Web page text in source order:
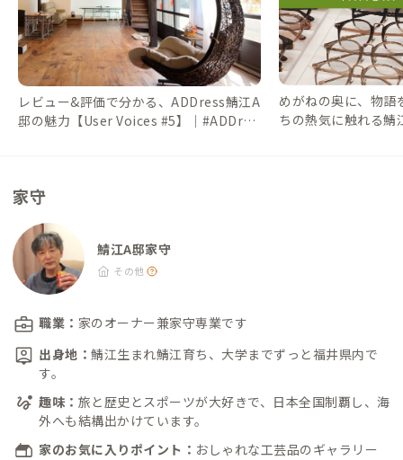
レビュー&評価で分かる、ADDress鯖江A
邸の魅力【User Voices #5】｜#ADDres
めがねの奥に、物語
ちの熱気に触れる鯖
家守
鯖江A邸家守
その他
職業： 家のオーナー兼家守専業です
出身地： 鯖江生まれ鯖江育ち、大学までずっと福井県内で
す。
趣味： 旅と歴史とスポーツが大好きで、日本全国制覇し、海
外へも結構出かけています。
家のお気に入りポイント： おしゃれな工芸品のギャラリー